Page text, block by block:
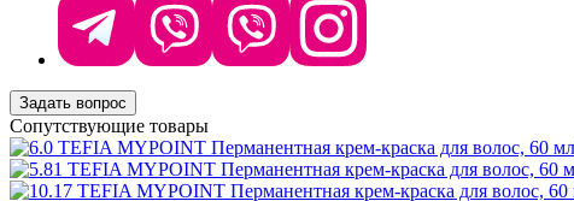
Задать вопрос
Сопутствующие товары